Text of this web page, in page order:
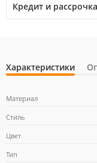
Кредит и рассрочка
otpbank
Характеристики
Материал
Стиль
Цвет
Тип